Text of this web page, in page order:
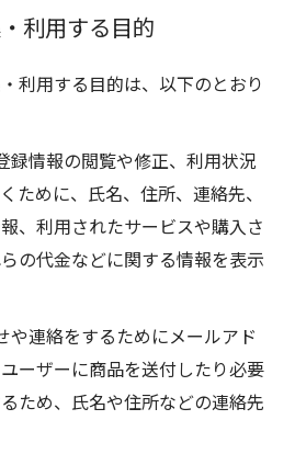
利用する目的
利用する目的は、以下のとおり
録情報の閲覧や修正、利用状況
ために、氏名、住所、連絡先、
、利用されたサービスや購入さ
の代金などに関する情報を表示
や連絡をするためにメールアド
ーザーに商品を送付したり必要
ため、氏名や住所などの連絡先